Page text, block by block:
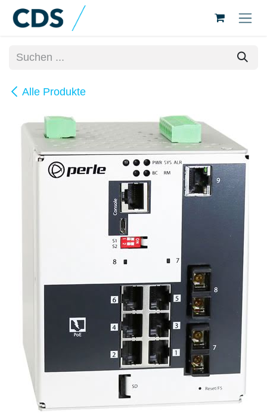
Zum Inhalt springen
Alle Produkte